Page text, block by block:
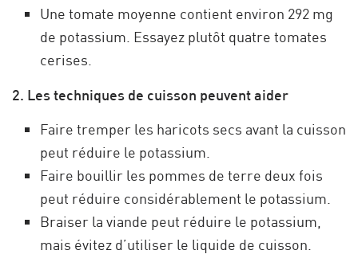
Une tomate moyenne contient environ 292 mg
de potassium. Essayez plutôt quatre tomates
cerises.
2. Les techniques de cuisson peuvent aider
Faire tremper les haricots secs avant la cuisson
peut réduire le potassium.
Faire bouillir les pommes de terre deux fois
peut réduire considérablement le potassium.
Braiser la viande peut réduire le potassium,
mais évitez d’utiliser le liquide de cuisson.